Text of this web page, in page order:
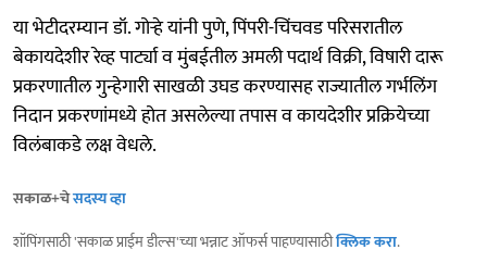
या भेटीदरम्यान डॉ. गोऱ्हे यांनी पुणे, पिंपरी-चिंचवड परिसरातील
बेकायदेशीर रेव्ह पार्ट्या व मुंबईतील अमली पदार्थ विक्री, विषारी दारू
प्रकरणातील गुन्हेगारी साखळी उघड करण्यासह राज्यातील गर्भलिंग
निदान प्रकरणांमध्ये होत असलेल्या तपास व कायदेशीर प्रक्रियेच्या
विलंबाकडे लक्ष वेधले.
सकाळ+चेसदस्य व्हा
शॉपिंगसाठी 'सकाळ प्राईम डील्स'च्या भन्नाट ऑफर्स पाहण्यासाठीक्लिक करा.